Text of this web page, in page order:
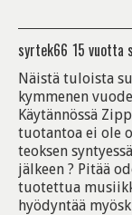
syrtek66 15 vuotta
Näistä tuloista
kymmenen
Käytännössä
tuotantoa ei ole
teoksen
jälkeen ? Pitää
tuotettua
hyödyntää